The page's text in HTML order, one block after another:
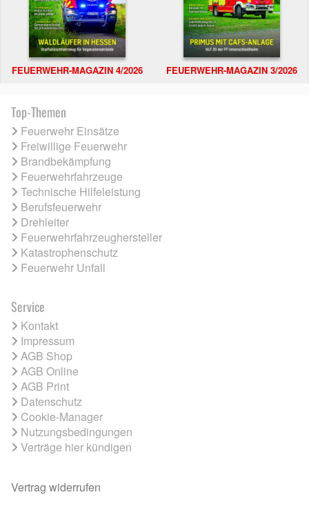
FEUERWEHR-MAGAZIN 4/2026 FEUERWEHR-MAGAZIN 3/2026
Top-Themen
Feuerwehr Einsätze
Freiwillige Feuerwehr
Brandbekämpfung
Feuerwehrfahrzeuge
Technische Hilfeleistung
Berufsfeuerwehr
Drehleiter
Feuerwehrfahrzeughersteller
Katastrophenschutz
Feuerwehr Unfall
Service
Kontakt
Impressum
AGB Shop
AGB Online
AGB Print
Datenschutz
Cookie-Manager
Nutzungsbedingungen
Verträge hier kündigen
Vertrag widerrufen